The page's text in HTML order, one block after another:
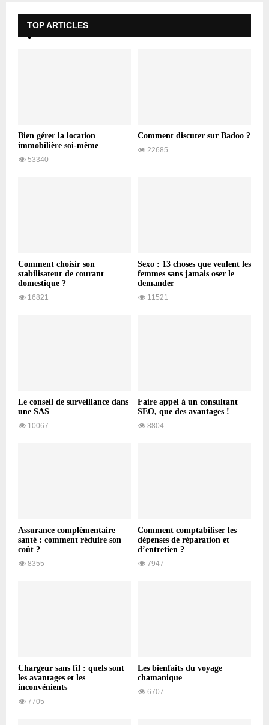
TOP ARTICLES
Bien gérer la location
immobilière soi-même
53340
Comment discuter sur Badoo ?
22685
Comment choisir son
stabilisateur de courant
domestique ?
16821
Sexo : 13 choses que veulent les
femmes sans jamais oser le
demander
11521
Le conseil de surveillance dans
une SAS
10067
Faire appel à un consultant
SEO, que des avantages !
8804
Assurance complémentaire
santé : comment réduire son
coût ?
8355
Comment comptabiliser les
dépenses de réparation et
d’entretien ?
7947
Chargeur sans fil : quels sont
les avantages et les
inconvénients
7705
Les bienfaits du voyage
chamanique
6707